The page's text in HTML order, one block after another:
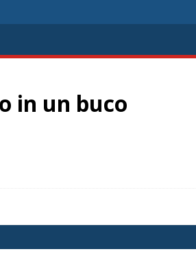
in un buco